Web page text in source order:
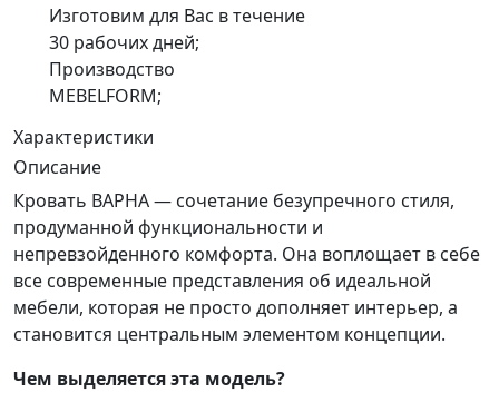
Изготовим для Вас в течение
30 рабочих дней;
Производство
MEBELFORM;
Характеристики
Описание
Кровать ВАРНА — сочетание безупречного стиля,
продуманной функциональности и
непревзойденного комфорта. Она воплощает в себе
все современные представления об идеальной
мебели, которая не просто дополняет интерьер, а
становится центральным элементом концепции.
Чем выделяется эта модель?